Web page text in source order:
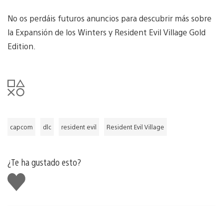
No os perdáis futuros anuncios para descubrir más sobre
la Expansión de los Winters y Resident Evil Village Gold
Edition.
capcom dlc resident evil Resident Evil Village
¿Te ha gustado esto?
Me
gusta
esto